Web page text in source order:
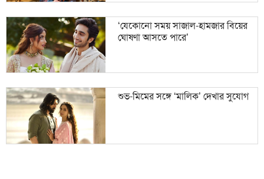
‘যেকোনো সময় সাজাল-হামজার বিয়ের
ঘোষণা আসতে পারে’
শুভ-মিমের সঙ্গে ‘মালিক’ দেখার সুযোগ